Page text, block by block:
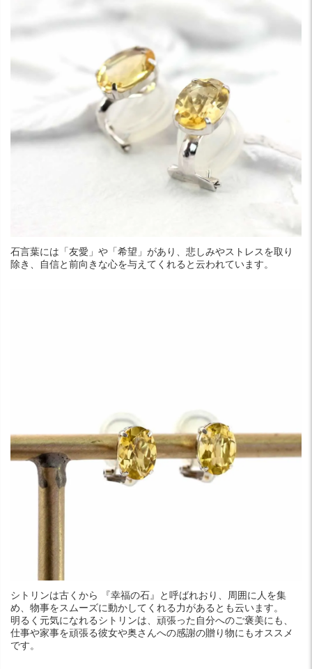
石言葉には「友愛」や「希望」があり、悲しみやストレスを取り
除き、自信と前向きな心を与えてくれると云われています。
シトリンは古くから 『幸福の石』と呼ばれおり、周囲に人を集
め、物事をスムーズに動かしてくれる力があるとも云います。
明るく元気になれるシトリンは、頑張った自分へのご褒美にも、
仕事や家事を頑張る彼女や奥さんへの感謝の贈り物にもオススメ
です。